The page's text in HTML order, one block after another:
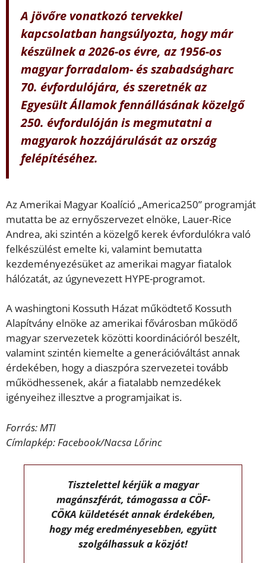
A jövőre vonatkozó tervekkel
kapcsolatban hangsúlyozta, hogy már
készülnek a 2026-os évre, az 1956-os
magyar forradalom- és szabadságharc
70. évfordulójára, és szeretnék az
Egyesült Államok fennállásának közelgő
250. évfordulóján is megmutatni a
magyarok hozzájárulását az ország
felépítéséhez.
Az Amerikai Magyar Koalíció „America250” programját
mutatta be az ernyőszervezet elnöke, Lauer-Rice
Andrea, aki szintén a közelgő kerek évfordulókra való
felkészülést emelte ki, valamint bemutatta
kezdeményezésüket az amerikai magyar fiatalok
hálózatát, az úgynevezett HYPE-programot.
A washingtoni Kossuth Házat működtető Kossuth
Alapítvány elnöke az amerikai fővárosban működő
magyar szervezetek közötti koordinációról beszélt,
valamint szintén kiemelte a generációváltást annak
érdekében, hogy a diaszpóra szervezetei tovább
működhessenek, akár a fiatalabb nemzedékek
igényeihez illesztve a programjaikat is.
Forrás: MTI
Címlapkép: Facebook/Nacsa Lőrinc
Tisztelettel kérjük a magyar
magánszférát, támogassa a CÖF-
CÖKA küldetését annak érdekében,
hogy még eredményesebben, együtt
szolgálhassuk a közjót!